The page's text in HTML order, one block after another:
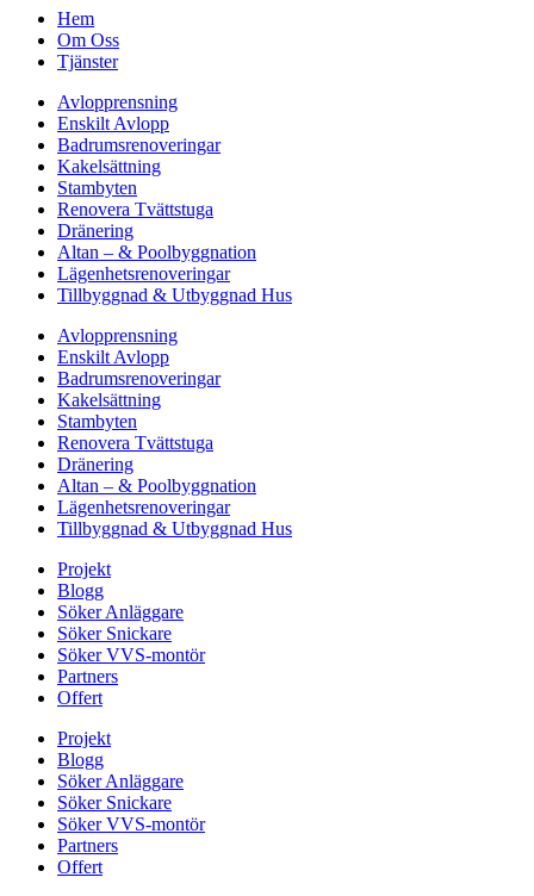
Hem
Om Oss
Tjänster
Avlopprensning
Enskilt Avlopp
Badrumsrenoveringar
Kakelsättning
Stambyten
Renovera Tvättstuga
Dränering
Altan – & Poolbyggnation
Lägenhetsrenoveringar
Tillbyggnad & Utbyggnad Hus
Avlopprensning
Enskilt Avlopp
Badrumsrenoveringar
Kakelsättning
Stambyten
Renovera Tvättstuga
Dränering
Altan – & Poolbyggnation
Lägenhetsrenoveringar
Tillbyggnad & Utbyggnad Hus
Projekt
Blogg
Söker Anläggare
Söker Snickare
Söker VVS-montör
Partners
Offert
Projekt
Blogg
Söker Anläggare
Söker Snickare
Söker VVS-montör
Partners
Offert